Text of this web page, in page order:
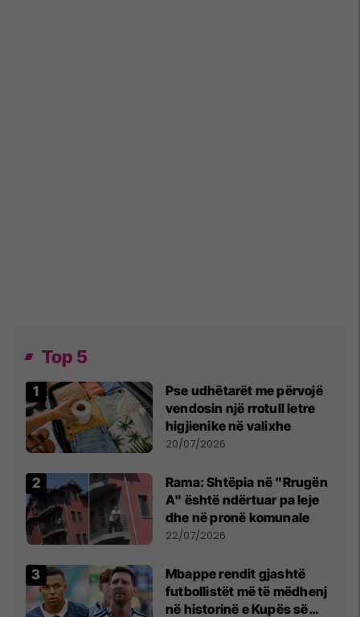
Top 5
Pse udhëtarët me përvojë
vendosin një rrotull letre
higjienike në valixhe
20/07/2026
Rama: Shtëpia në "Rrugën
A" është ndërtuar pa leje
dhe në pronë komunale
22/07/2026
Mbappe rendit gjashtë
futbollistët më të mëdhenj
në historinë e Kupës së